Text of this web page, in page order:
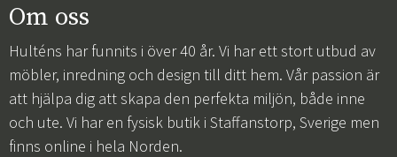
Om oss
Hulténs har funnits i över 40 år. Vi har ett stort utbud av
möbler, inredning och design till ditt hem. Vår passion är
att hjälpa dig att skapa den perfekta miljön, både inne
och ute. Vi har en fysisk butik i Staffanstorp, Sverige men
finns online i hela Norden.